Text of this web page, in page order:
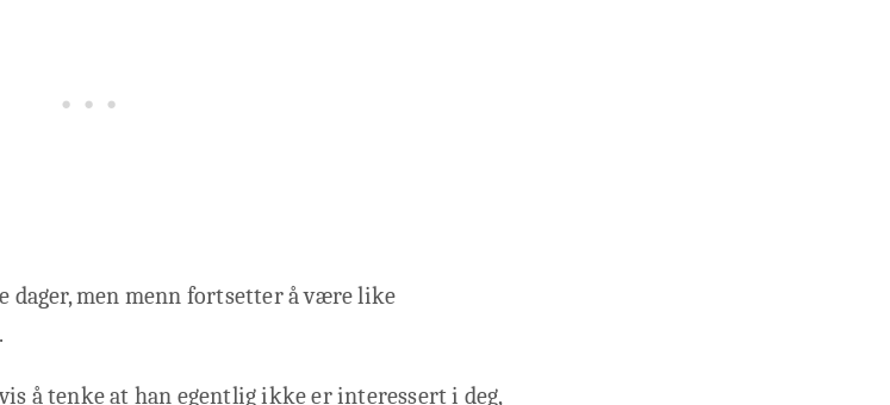
dager, men menn fortsetter å være like
å tenke at han egentlig ikke er interessert i deg,